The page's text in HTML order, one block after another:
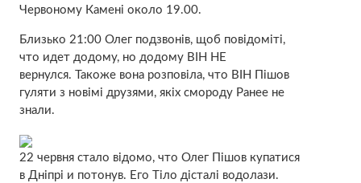
Червоному Камені около 19.00.
Близько 21:00 Олег подзвонів, щоб повідоміті,
что идет додому, но додому ВІН НЕ
вернулся. Такоже вона розповіла, что ВІН Пішов
гуляти з новімі друзями, якіх смороду Ранее не
знали.
22 червня стало відомо, что Олег Пішов купатися
в Дніпрі и потонув. Его Тіло дісталі водолази.